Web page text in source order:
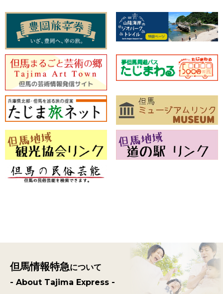
但馬情報特急について
- About Tajima Express -